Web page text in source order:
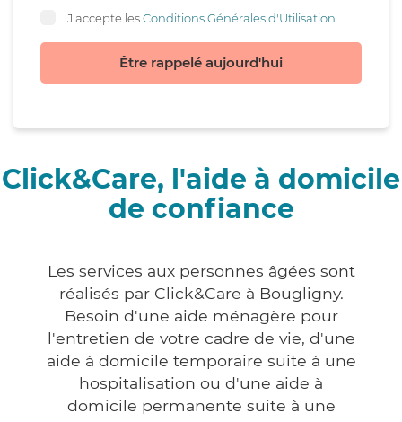
J'accepte lesConditions Générales d'Utilisation
Être rappelé aujourd'hui
Click&Care, l'aide à domicile
de confiance
Les services aux personnes âgées sont
réalisés par Click&Care à Bougligny.
Besoin d'une aide ménagère pour
l'entretien de votre cadre de vie, d'une
aide à domicile temporaire suite à une
hospitalisation ou d'une aide à
domicile permanente suite à une